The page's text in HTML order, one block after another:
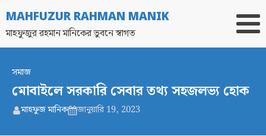
MAHFUZUR RAHMAN MANIK
মাহফুজুর রহমান মানিকের ভুবনে স্বাগত
সমাজ
মোবাইলে সরকারি সেবার তথ্য সহজলভ্য হোক
মাহফুজ মানিক জানুয়ারি 19, 2023